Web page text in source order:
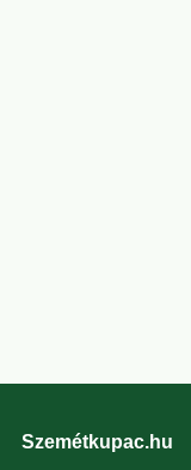
Szemétkupac.hu